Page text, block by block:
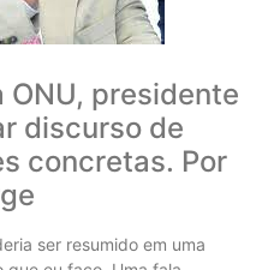
presidente
discurso de
concretas. Por
ser resumido em uma